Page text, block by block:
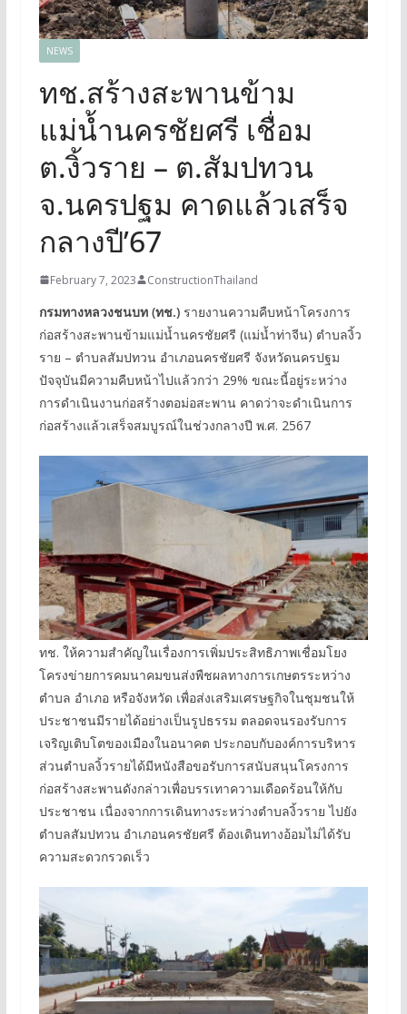
NEWS
ทช.สร้างสะพานข้าม
แม่น้ำนครชัยศรี เชื่อม
ต.งิ้วราย – ต.สัมปทวน
จ.นครปฐม คาดแล้วเสร็จ
กลางปี’67
February 7, 2023 ConstructionThailand
กรมทางหลวงชนบท (ทช.) รายงานความคืบหน้าโครงการ
ก่อสร้างสะพานข้ามแม่น้ำนครชัยศรี (แม่น้ำท่าจีน) ตำบลงิ้ว
ราย – ตำบลสัมปทวน อำเภอนครชัยศรี จังหวัดนครปฐม
ปัจจุบันมีความคืบหน้าไปแล้วกว่า 29% ขณะนี้อยู่ระหว่าง
การดำเนินงานก่อสร้างตอม่อสะพาน คาดว่าจะดำเนินการ
ก่อสร้างแล้วเสร็จสมบูรณ์ในช่วงกลางปี พ.ศ. 2567
ทช. ให้ความสำคัญในเรื่องการเพิ่มประสิทธิภาพเชื่อมโยง
โครงข่ายการคมนาคมขนส่งพืชผลทางการเกษตรระหว่าง
ตำบล อำเภอ หรือจังหวัด เพื่อส่งเสริมเศรษฐกิจในชุมชนให้
ประชาชนมีรายได้อย่างเป็นรูปธรรม ตลอดจนรองรับการ
เจริญเติบโตของเมืองในอนาคต ประกอบกับองค์การบริหาร
ส่วนตำบลงิ้วรายได้มีหนังสือขอรับการสนับสนุนโครงการ
ก่อสร้างสะพานดังกล่าวเพื่อบรรเทาความเดือดร้อนให้กับ
ประชาชน เนื่องจากการเดินทางระหว่างตำบลงิ้วราย ไปยัง
ตำบลสัมปทวน อำเภอนครชัยศรี ต้องเดินทางอ้อมไม่ได้รับ
ความสะดวกรวดเร็ว